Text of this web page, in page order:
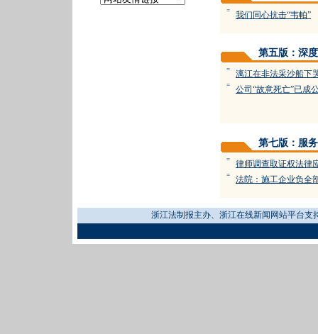
= 我们同心抗击“韦帕”
第五版：深度
= 漓江在非法采沙船下
= 公司“故意死亡”已成
第七版：服务
= 律师调查取证权法律
= 法院：施工企业负全
浙江法制报主办、浙江在线新闻网站平台